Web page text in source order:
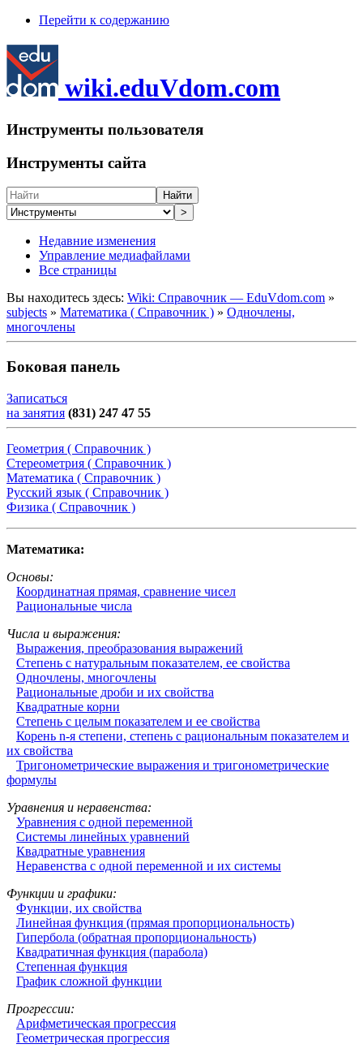
Перейти к содержанию
wiki.eduVdom.com
Инструменты пользователя
Инструменты сайта
Найти
>
Недавние изменения
Управление медиафайлами
Все страницы
Вы находитесь здесь: Wiki: Справочник — EduVdom.com »
subjects » Математика ( Справочник ) » Одночлены,
многочлены
Боковая панель
Записаться
на занятия (831) 247 47 55
Геометрия ( Справочник )
Стереометрия ( Справочник )
Математика ( Справочник )
Русский язык ( Справочник )
Физика ( Справочник )
Математика:
Основы:
Координатная прямая, сравнение чисел
Рациональные числа
Числа и выражения:
Выражения, преобразования выражений
Степень с натуральным показателем, ее свойства
Одночлены, многочлены
Рациональные дроби и их свойства
Квадратные корни
Степень с целым показателем и ее свойства
Корень n-я степени, степень с рациональным показателем и
их свойства
Тригонометрические выражения и тригонометрические
формулы
Уравнения и неравенства:
Уравнения с одной переменной
Системы линейных уравнений
Квадратные уравнения
Неравенства с одной переменной и их системы
Функции и графики:
Функции, их свойства
Линейная функция (прямая пропорциональность)
Гипербола (обратная пропорциональность)
Квадратичная функция (парабола)
Степенная функция
График сложной функции
Прогрессии:
Арифметическая прогрессия
Геометрическая прогрессия